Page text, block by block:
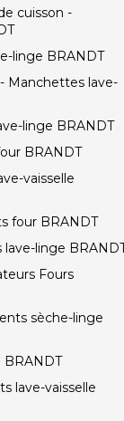
cuisson -
linge BRANDT
Manchettes lave-
linge BRANDT
BRANDT
vaisselle
four BRANDT
lave-linge
Fours
sèche-linge
BRANDT
lave-vaisselle